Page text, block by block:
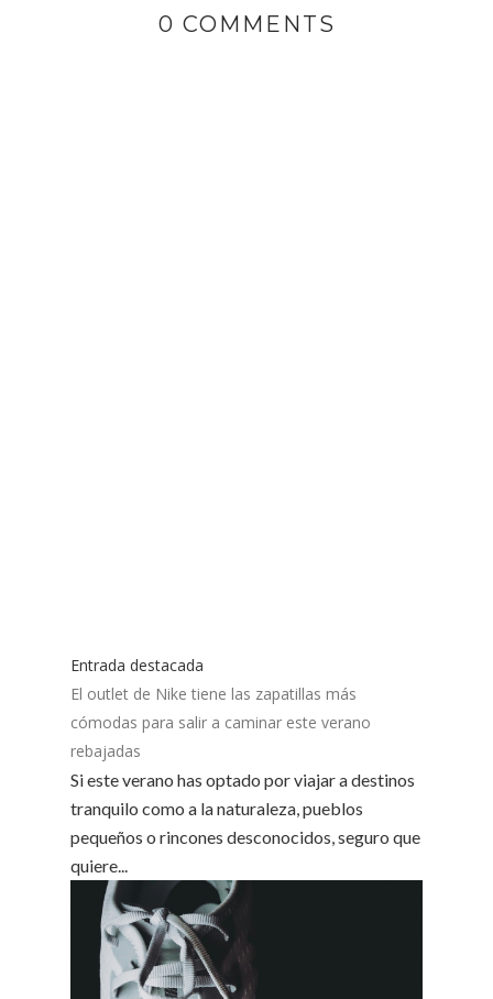
0 COMMENTS
Entrada destacada
El outlet de Nike tiene las zapatillas más
cómodas para salir a caminar este verano
rebajadas
Si este verano has optado por viajar a destinos
tranquilo como a la naturaleza, pueblos
pequeños o rincones desconocidos, seguro que
quiere...